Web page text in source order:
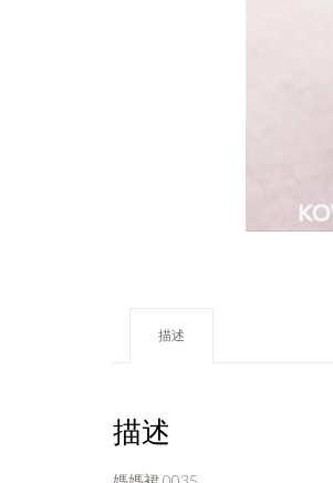
描述
描述